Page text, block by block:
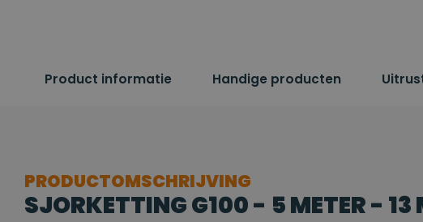
Product informatie Handige producten
PRODUCTOMSCHRIJVING
SJORKETTING G100 - 5 METER -